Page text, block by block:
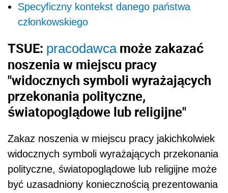
Specyficzny kontekst danego państwa
członkowskiego
TSUE: pracodawcamoże zakazać
noszenia w miejscu pracy
"widocznych symboli wyrażających
przekonania polityczne,
światopoglądowe lub religijne"
Zakaz noszenia w miejscu pracy jakichkolwiek
widocznych symboli wyrażających przekonania
polityczne, światopoglądowe lub religijne może
być uzasadniony koniecznością prezentowania